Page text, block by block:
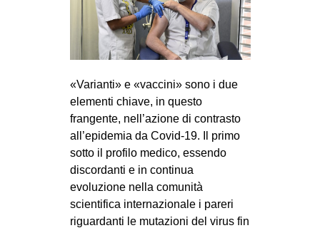
MANIFESTI
MUSICA
INTERNAZIONALE
AFRICA
ESTREMO ORIENTE
EUROPA
MEDIO ORIENTE
«Varianti» e «vaccini» sono i due
elementi chiave, in questo
frangente, nell’azione di contrasto
all’epidemia da Covid-19. Il primo
sotto il profilo medico, essendo
discordanti e in continua
evoluzione nella comunità
scientifica internazionale i pareri
riguardanti le mutazioni del virus fin